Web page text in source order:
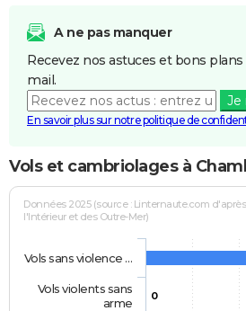
A ne pas manquer
Recevez nos astuces et bons
mail.
Je
En savoir plus sur notre politique de
Vols et cambriolages à
Données 2025 (source : Linternaute.com
l'Intérieur et des Outre-Mer)
0
Vols sans violence …
Vols violents sans
arme